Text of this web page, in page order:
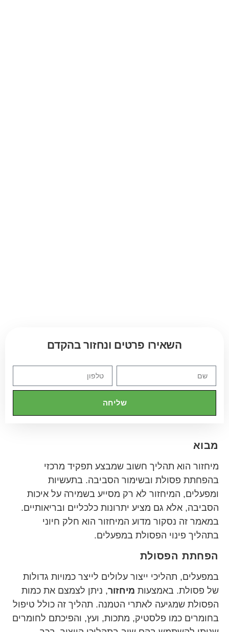
השאירו פרטים ונחזור בהקדם
שליחה
מבוא
מיחזור הוא תהליך חשוב שמבצע תפקיד מרכזי
בהפחתת פסולת ובשימור הסביבה. בתעשיות
ומפעלים, המיחזור לא רק מסייע בשמירה על איכות
הסביבה, אלא גם מציע יתרונות כלכליים ובריאותיים.
במאמר זה נסקור מדוע המיחזור הוא חלק חיוני
בתהליך פינוי הפסולת במפעלים.
הפחתת הפסולת
במפעלים, תהליכי ייצור עלולים לייצר כמויות גדולות
של פסולת. באמצעות מיחזור, ניתן לצמצם את כמות
הפסולת שמגיעה לאתרי הטמנה. תהליך זה כולל טיפול
בחומרים כמו פלסטיק, מתכות, ועץ, והפיכתם לחומרים